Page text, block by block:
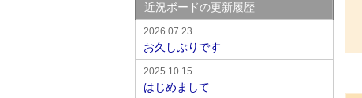
近況ボードの更新履歴
2026.07.23
お久しぶりです
2025.10.15
はじめまして